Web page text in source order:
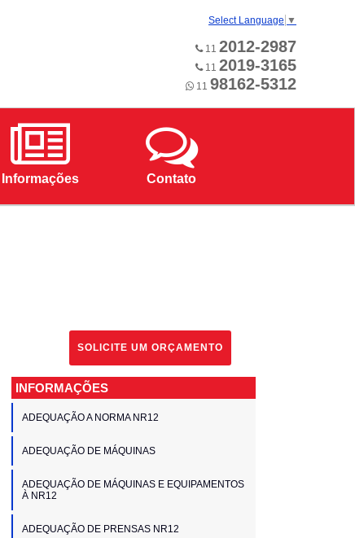
Select Language ▼
11 2012-2987
11 2019-3165
11 98162-5312
Informações Contato
SOLICITE UM ORÇAMENTO
INFORMAÇÕES
ADEQUAÇÃO A NORMA NR12
ADEQUAÇÃO DE MÁQUINAS
ADEQUAÇÃO DE MÁQUINAS E EQUIPAMENTOS
À NR12
ADEQUAÇÃO DE PRENSAS NR12